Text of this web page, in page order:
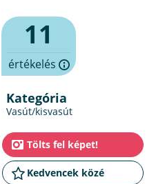
11
értékelés
Kategória
Vasút/kisvasút